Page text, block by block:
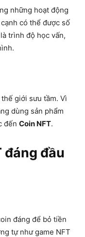
những hoạt động
có thể được số
trình độ học vấn,
giới sưu tầm. Vì
dùng sản phẩm
đến Coin NFT.
đáng đầu
đáng để bỏ tiền
tự như game NFT